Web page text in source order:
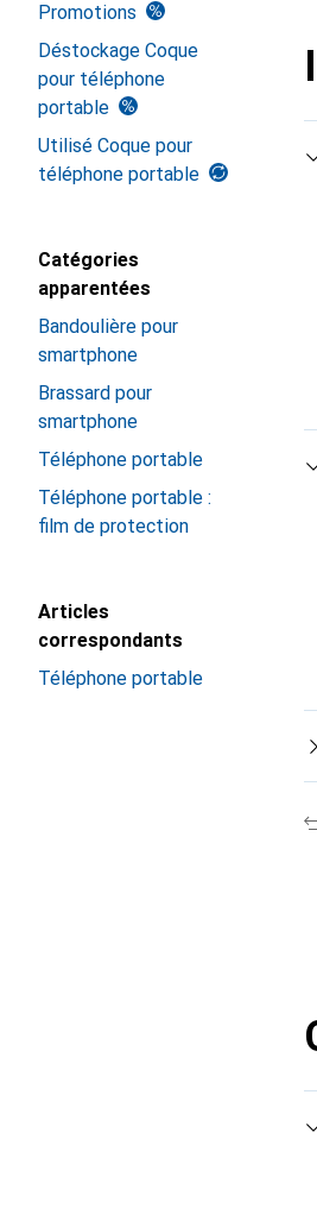
Promotions
Déstockage Coque
pour téléphone
portable
Utilisé Coque pour
téléphone portable
Catégories
apparentées
Bandoulière pour
smartphone
Brassard pour
smartphone
Téléphone portable
Téléphone portable :
film de protection
Articles
correspondants
Téléphone portable